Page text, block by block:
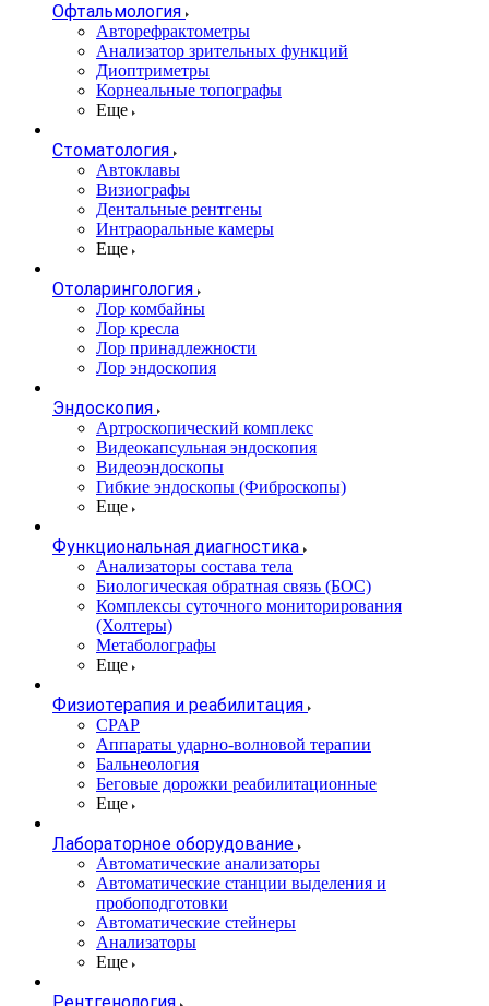
Офтальмология
Авторефрактометры
Анализатор зрительных функций
Диоптриметры
Корнеальные топографы
Еще
Стоматология
Автоклавы
Визиографы
Дентальные рентгены
Интраоральные камеры
Еще
Отоларингология
Лор комбайны
Лор кресла
Лор принадлежности
Лор эндоскопия
Эндоскопия
Артроскопический комплекс
Видеокапсульная эндоскопия
Видеоэндоскопы
Гибкие эндоскопы (Фиброcкопы)
Еще
Функциональная диагностика
Анализаторы состава тела
Биологическая обратная связь (БОС)
Комплексы суточного мониторирования
(Холтеры)
Метаболографы
Еще
Физиотерапия и реабилитация
CPAP
Аппараты ударно-волновой терапии
Бальнеология
Беговые дорожки реабилитационные
Еще
Лабораторное оборудование
Автоматические анализаторы
Автоматические станции выделения и
пробоподготовки
Автоматические стейнеры
Анализаторы
Еще